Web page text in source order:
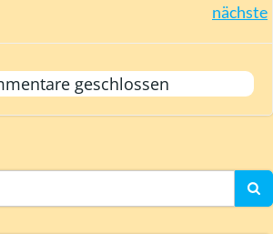
navigation
nächste
geschlossen